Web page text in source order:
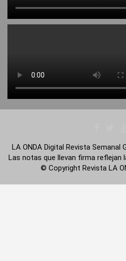
LA ONDA Digital Revista Semanal
Las notas que llevan firma reflejan
© Copyright Revista LA